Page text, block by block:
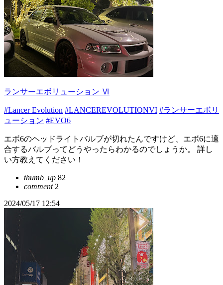
ランサーエボリューション Ⅵ
#Lancer Evolution #LANCEREVOLUTIONVI #ランサーエボリ
ューション #EVO6
エボ6のヘッドライトバルブが切れたんですけど、エボ6に適
合するバルブってどうやったらわかるのでしょうか。 詳し
い方教えてください！
thumb_up 82
comment2
2024/05/17 12:54